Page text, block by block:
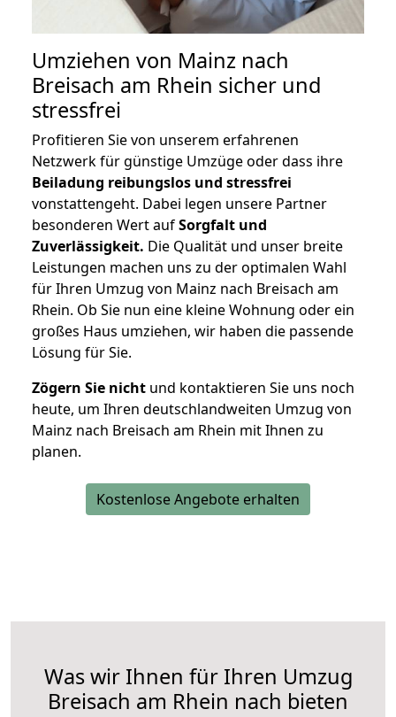
Umziehen von Mainz nach
Breisach am Rhein sicher und
stressfrei
Profitieren Sie von unserem erfahrenen
Netzwerk für günstige Umzüge oder dass ihre
Beiladung reibungslos und stressfrei
vonstattengeht. Dabei legen unsere Partner
besonderen Wert aufSorgfalt und
Zuverlässigkeit. Die Qualität und unser breite
Leistungen machen uns zu der optimalen Wahl
für Ihren Umzug von Mainz nach Breisach am
Rhein. Ob Sie nun eine kleine Wohnung oder ein
großes Haus umziehen, wir haben die passende
Lösung für Sie.
Zögern Sie nicht und kontaktieren Sie uns noch
heute, um Ihren deutschlandweiten Umzug von
Mainz nach Breisach am Rhein mit Ihnen zu
planen.
Kostenlose Angebote erhalten
Was wir Ihnen für Ihren Umzug
Breisach am Rhein nach bieten